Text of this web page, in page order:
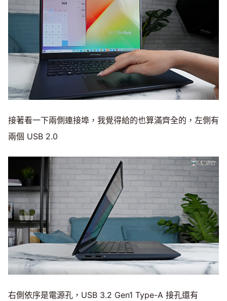
接著看一下兩側連接埠，我覺得給的也算滿齊全的，左側有
兩個 USB 2.0
右側依序是電源孔，USB 3.2 Gen1 Type-A 接孔還有